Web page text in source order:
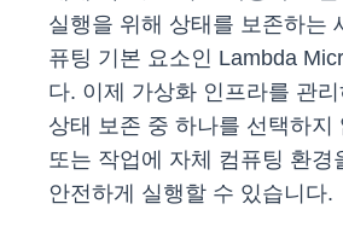
실행을 위해 상태를 보존하는
퓨팅 기본 요소인 Lambda
다. 이제 가상화 인프라를 관
상태 보존 중 하나를 선택하지
또는 작업에 자체 컴퓨팅 환경
안전하게 실행할 수 있습니다.